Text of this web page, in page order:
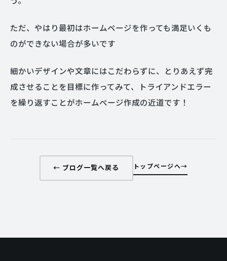
ただ、やはり最初はホームページを作っても満足いくも
のができない場合が多いです
細かいデザインや文章にはこだわらずに、とりあえず完
成させることを目標に作ってみて、トライアンドエラー
を繰り返すことがホームページ作成の近道です！
← ブログ一覧へ戻る トップページへ